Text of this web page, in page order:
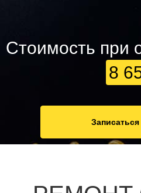
Стоимость при
8